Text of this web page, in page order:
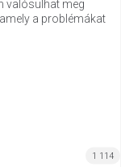
valósulhat meg
a problémákat
1 114